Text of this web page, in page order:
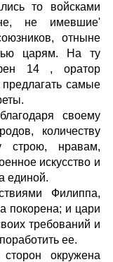
то войсками
не имевшие'
отныне
царям. На ту
14 , оратор
самые
своему
количеству
строю, нравам,
искусство и
единой.
Филиппа,
покорена; и цари
требований и
ее.
окружена